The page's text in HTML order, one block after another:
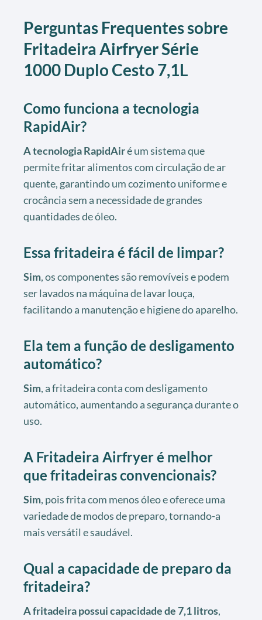
Perguntas Frequentes sobre
Fritadeira Airfryer Série
1000 Duplo Cesto 7,1L
Como funciona a tecnologia
RapidAir?
A tecnologia RapidAiré um sistema que
permite fritar alimentos com circulação de ar
quente, garantindo um cozimento uniforme e
crocância sem a necessidade de grandes
quantidades de óleo.
Essa fritadeira é fácil de limpar?
Sim, os componentes são removíveis e podem
ser lavados na máquina de lavar louça,
facilitando a manutenção e higiene do aparelho.
Ela tem a função de desligamento
automático?
Sim, a fritadeira conta com desligamento
automático, aumentando a segurança durante o
uso.
A Fritadeira Airfryer é melhor
que fritadeiras convencionais?
Sim, pois frita com menos óleo e oferece uma
variedade de modos de preparo, tornando-a
mais versátil e saudável.
Qual a capacidade de preparo da
fritadeira?
A fritadeira possui capacidade de 7,1 litros,